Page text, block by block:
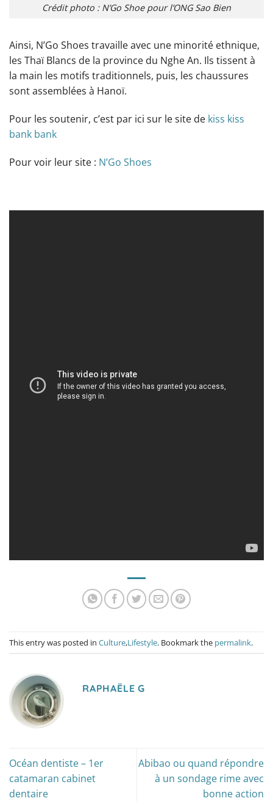
Crédit photo : N’Go Shoe pour l’ONG Sao Bien
Ainsi, N’Go Shoes travaille avec une minorité ethnique,
les Thaï Blancs de la province du Nghe An. Ils tissent à
la main les motifs traditionnels, puis, les chaussures
sont assemblées à Hanoï.
Pour les soutenir, c’est par ici sur le site de kiss kiss
bank bank
Pour voir leur site : N’Go Shoes
This entry was posted in Culture,Lifestyle. Bookmark the permalink.
RAPHAËLE G
Océan dentiste – 1er
catamaran cabinet
dentaire
Abibao ou quand répondre
à un sondage rime avec
bonne action